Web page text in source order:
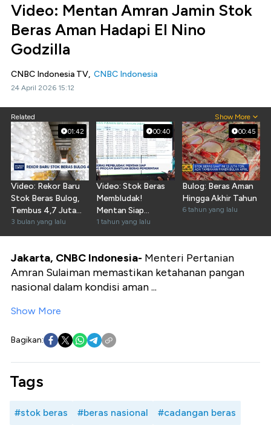
Video: Mentan Amran Jamin Stok
Beras Aman Hadapi El Nino
Godzilla
CNBC Indonesia TV, CNBC Indonesia
24 April 2026 15:12
Related Show More
01:42
Video: Rekor Baru
Stok Beras Bulog,
Tembus 4,7 Juta
Ton
3 bulan yang lalu
00:40
Video: Stok Beras
Membludak!
Mentan Siap
Dukung Progam
Bansos Beras
1 tahun yang lalu
00:45
Bulog: Beras Aman
Hingga Akhir Tahun
6 tahun yang lalu
Jakarta, CNBC Indonesia- Menteri Pertanian
Amran Sulaiman memastikan ketahanan pangan
nasional dalam kondisi aman ...
Show More
Bagikan:
Tags
#stok beras #beras nasional #cadangan beras